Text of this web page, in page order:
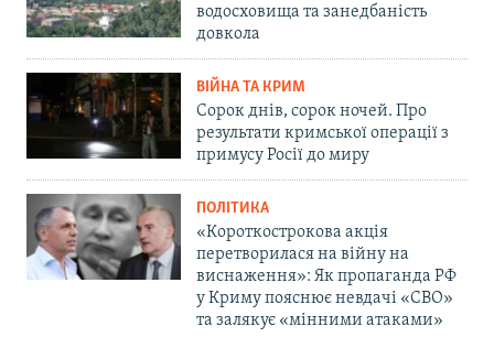
водосховища та занедбаність
довкола
ВІЙНА ТА КРИМ
Сорок днів, сорок ночей. Про
результати кримської операції з
примусу Росії до миру
ПОЛІТИКА
«Короткострокова акція
перетворилася на війну на
виснаження»: Як пропаганда РФ
у Криму пояснює невдачі «СВО»
та залякує «мінними атаками»